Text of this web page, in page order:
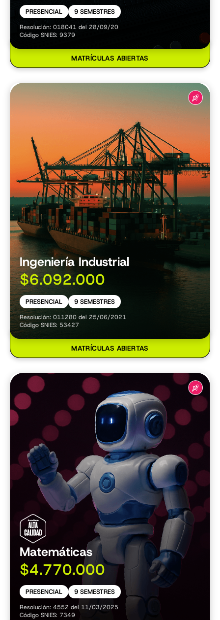
PRESENCIAL 9 SEMESTRES
Resolución: 018041 del 28/09/20
Código SNIES: 9379
MATRÍCULAS ABIERTAS
Ingeniería Industrial
$6.092.000
PRESENCIAL 9 SEMESTRES
Resolución: 011280 del 25/06/2021
Código SNIES: 53427
MATRÍCULAS ABIERTAS
Matemáticas
$4.770.000
PRESENCIAL 9 SEMESTRES
Resolución: 4552 del 11/03/2025
Código SNIES: 7349